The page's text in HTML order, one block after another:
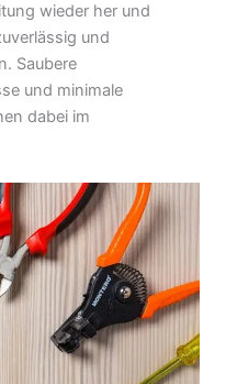
wieder her und
und
Saubere
und minimale
dabei im